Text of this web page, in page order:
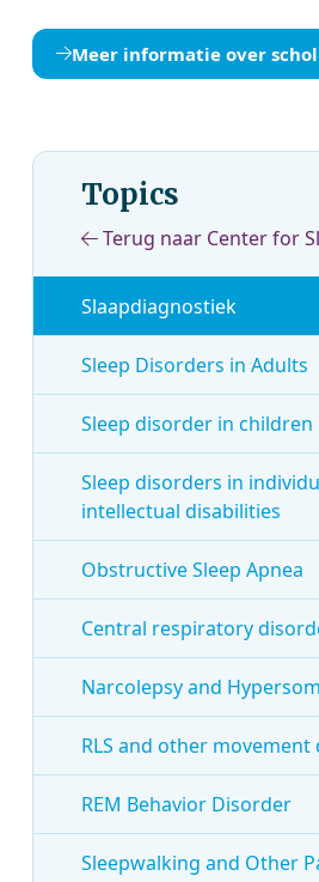
Meer informatie over
Topics
Terug naar Center for
Slaapdiagnostiek
Sleep Disorders in Adults
Sleep disorder in children
Sleep disorders in
intellectual disabilities
Obstructive Sleep Apnea
Central respiratory
Narcolepsy and
RLS and other movement
REM Behavior Disorder
Sleepwalking and Other